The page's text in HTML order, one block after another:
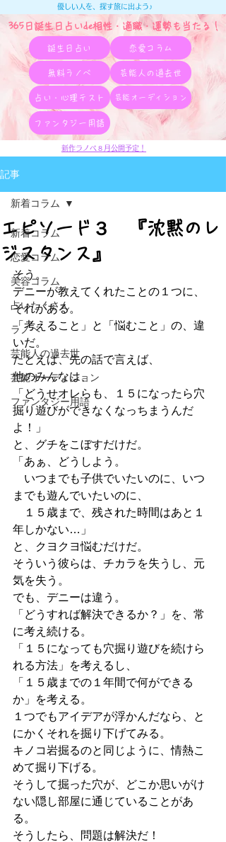
365日誕生日占いde相性・適職・​運勢も当たる！
優しい人を、探す旅に出よう♪
誕生日占い 恋愛コラム
無料ラノベ 芸能人の過去世
占い・心理テスト 芸能オーディション
ファンタジー用語
新作ラノベ８月公開予定！
記事
新着コラム
恋愛コラム
美容コラム
占いたくさん
ラノベ
芸能人の過去世
芸能オーディション
ファンタジー用語
新着コラム
エピソード３ 『沈黙のレ
ジスタンス』
そう。
デニーが教えてくれたことの１つに、
それがある。
「考えること」と「悩むこと」の、違
いだ。
たとえば、先の話で言えば、
他のみんなは、
「どうせオレらも、１５になったら穴
掘り遊びができなくなっちまうんだ
よ！」
と、グチをこぼすだけだ。
「あぁ、どうしよう。
いつまでも子供でいたいのに、いつ
までも遊んでいたいのに、
１５歳まで、残された時間はあと１
年しかない…」
と、クヨクヨ悩むだけだ。
そういう彼らは、チカラを失うし、元
気を失う。
でも、デニーは違う。
「どうすれば解決できるか？」を、常
に考え続ける。
「１５になっても穴掘り遊びを続けら
れる方法」を考えるし、
「１５歳までの１年間で何ができる
か」を考える。
１つでもアイデアが浮かんだなら、と
にかくそれを掘り下げてみる。
キノコ岩掘るのと同じように、情熱こ
めて掘り下げる。
そうして掘った穴が、どこか思いがけ
ない隠し部屋に通じていることがあ
る。
そうしたら、問題は解決だ！